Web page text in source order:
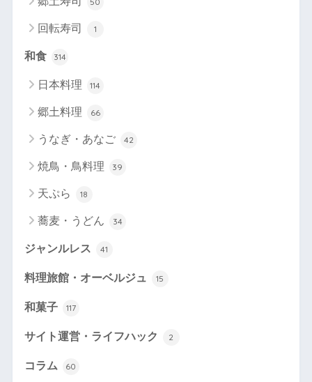
回転寿司 1
和食 314
日本料理 114
郷土料理 66
うなぎ・あなご 42
焼鳥・鳥料理 39
天ぷら 18
蕎麦・うどん 34
ジャンルレス 41
料理旅館・オーベルジュ 15
和菓子 117
サイト運営・ライフハック 2
コラム 60